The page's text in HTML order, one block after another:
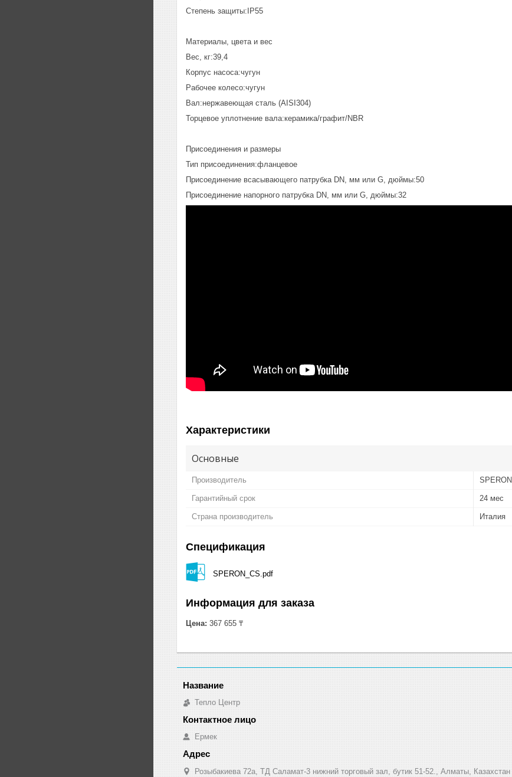
Степень защиты:IP55
Материалы, цвета и вес
Вес, кг:39,4
Корпус насоса:чугун
Рабочее колесо:чугун
Вал:нержавеющая сталь (AISI304)
Торцевое уплотнение вала:керамика/графит/NBR
Присоединения и размеры
Тип присоединения:фланцевое
Присоединение всасывающего патрубка DN, мм или G, дюймы:50
Присоединение напорного патрубка DN, мм или G, дюймы:32
Характеристики
Основные
Производитель SPERONI
Гарантийный срок 24 мес
Страна производитель Италия
Спецификация
SPERON_CS.pdf
Информация для заказа
Цена: 367 655 ₸
Тепло Центр
Ермек
Розыбакиева 72а, ТД Саламат-3 нижний торговый зал, бутик 51-52., Алматы, Казахстан